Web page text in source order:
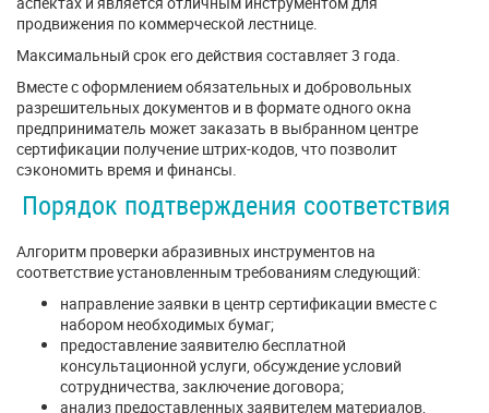
продвижения по коммерческой лестнице.
Максимальный срок его действия составляет 3 года.
Вместе с оформлением обязательных и добровольных
разрешительных документов и в формате одного окна
предприниматель может заказать в выбранном центре
сертификации получение штрих-кодов, что позволит
сэкономить время и финансы.
Порядок подтверждения соответствия
Алгоритм проверки абразивных инструментов на
соответствие установленным требованиям следующий:
направление заявки в центр сертификации вместе с
набором необходимых бумаг;
предоставление заявителю бесплатной
консультационной услуги, обсуждение условий
сотрудничества, заключение договора;
анализ предоставленных заявителем материалов,